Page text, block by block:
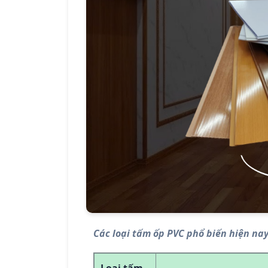
Các loại tấm ốp PVC phổ biến hiện nay